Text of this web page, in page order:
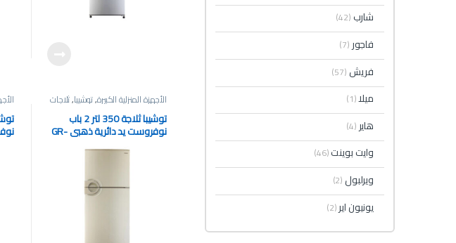
الأجهزة المنزلية الكبيرة,توشيبا,ثلاجات
توشيبا ثلاجة 350 لتر 2 باب
نوفروست يد دائرية ذهبي GR-
شارب (42)
فاجور (7)
فريش (57)
ميلا(1)
هاير (4)
وايت بوينت(46)
ويرلبول(2)
يونيون اير(2)